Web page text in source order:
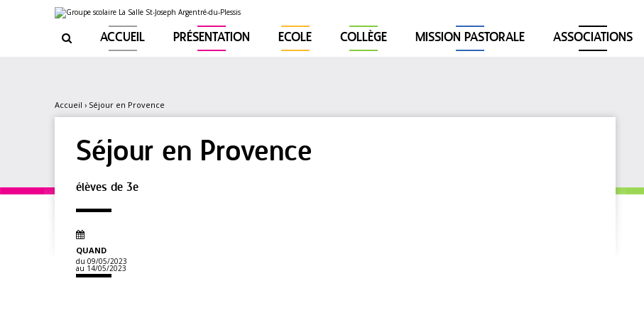
 ACCUEIL PRÉSENTATION ECOLE COLLÈGE MISSION PASTORALE ASSOCIATIONS
Accueil › Séjour en Provence
Séjour en Provence
élèves de 3e
QUAND
du 09/05/2023
au 14/05/2023